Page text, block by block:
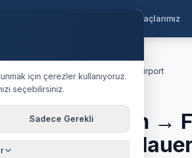
Araçlarımız
Blog Taxi Vaterstetten München Airport
Vaterstetten →
için çerezler kullanıyoruz.
seçebilirsiniz.
Sadece Gerekli